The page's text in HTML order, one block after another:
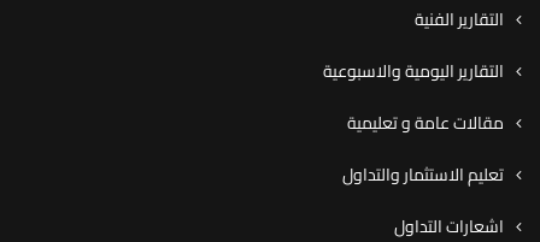
التقارير الفنية
التقارير اليومية والاسبوعية
مقالات عامة و تعليمية
تعليم الاستثمار والتداول
اشعارات التداول